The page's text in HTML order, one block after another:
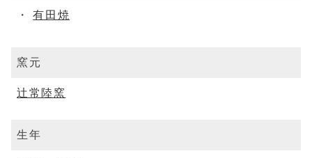
有田焼
窯元
辻常陸窯
生年